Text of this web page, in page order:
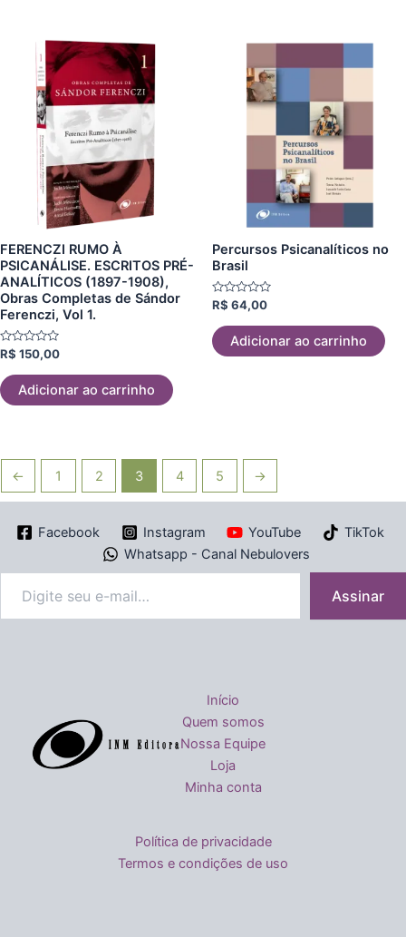
FERENCZI RUMO À
PSICANÁLISE. ESCRITOS PRÉ-
ANALÍTICOS (1897-1908),
Obras Completas de Sándor
Ferenczi, Vol 1.
Avaliação
de
5
R$ 150,00
Adicionar ao carrinho
Percursos Psicanalíticos no
Brasil
Avaliação
de
5
R$ 64,00
Adicionar ao carrinho
← 1 2 3 4 5 →
Facebook Instagram YouTube
TikTok
Whatsapp - Canal Nebulovers
Assinar
Início
Quem somos
Nossa Equipe
Loja
Minha conta
Política de privacidade
Termos e condições de uso